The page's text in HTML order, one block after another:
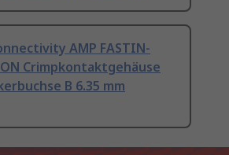
AMP FASTIN-
Crimpkontaktgehäuse
B 6.35 mm